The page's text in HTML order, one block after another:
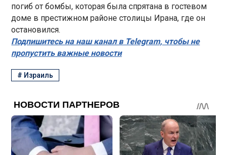
погиб от бомбы, которая была спрятана в гостевом
доме в престижном районе столицы Ирана, где он
остановился.
Подпишитесь на наш канал в Telegram, чтобы не
пропустить важные новости
# Израиль